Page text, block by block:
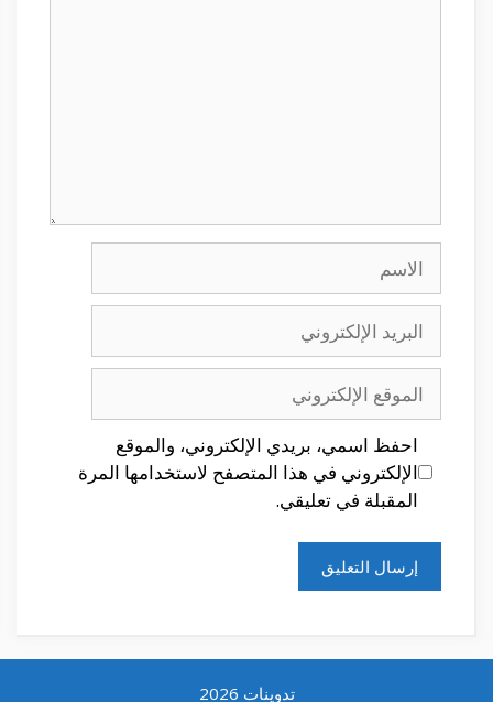
الاسم
البريد
الإلكتروني
الموقع
الإلكتروني
احفظ اسمي، بريدي الإلكتروني، والموقع
الإلكتروني في هذا المتصفح لاستخدامها المرة
المقبلة في تعليقي.
تدوينات 2026